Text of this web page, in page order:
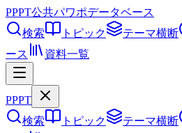
PPPT公共パワポデータベース
検索
トピック テーマ横断
ース
資料一覧
PPPT
検索
トピック テーマ横断